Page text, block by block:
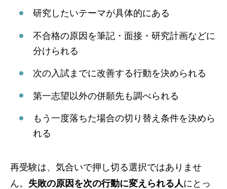
研究したいテーマが具体的にある
不合格の原因を筆記・面接・研究計画などに
分けられる
次の入試までに改善する行動を決められる
第一志望以外の併願先も調べられる
もう一度落ちた場合の切り替え条件を決めら
れる
再受験は、気合いで押し切る選択ではありませ
ん。 失敗の原因を次の行動に変えられる人にとっ